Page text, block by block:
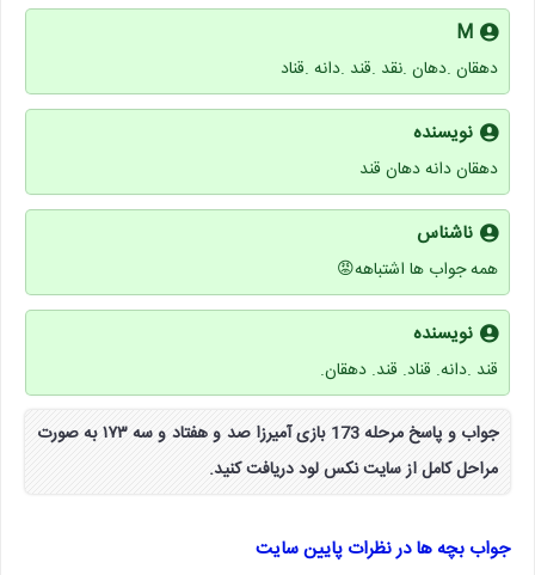
M
دهقان .دهان .نقد .قند .دانه .قناد
نویسنده
دهقان دانه دهان قند
ناشناس
همه جواب ها اشتباهه😡
نویسنده
قند .دانه. قناد. قند. دهقان.
جواب و پاسخ مرحله 173 بازی آمیرزا صد و هفتاد و سه ۱۷۳ به صورت
مراحل کامل از سایت نکس لود دریافت کنید.
جواب بچه ها در نظرات پایین سایت